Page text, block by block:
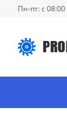
Пн-пт: с